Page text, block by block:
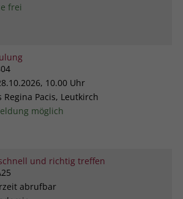
frei
10.00 Uhr
Regina Pacis, Leutkirch
möglich
und richtig treffen
abrufbar